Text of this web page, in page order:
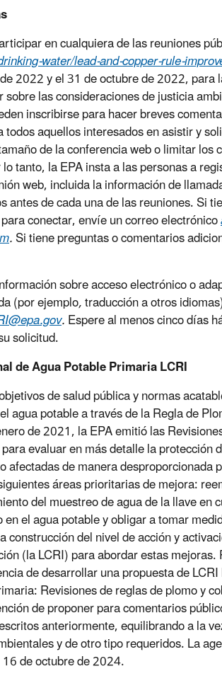
en cualquiera de las reuniones
water/lead-and-copper-rule-
2022 y el 31 de octubre de 2022,
las consideraciones de justicia
inscribirse para hacer breves
aquellos interesados en asistir y
de la conferencia web o limitar los
tanto, la EPA insta a las personas a
web, incluida la información de
de cada una de las reuniones. Si
conectar, envíe un correo electrónico
.Si tiene preguntas o comentarios
sobre acceso electrónico o
(por ejemplo,traducción a otros
.Espere al menos cinco días
solicitud.
de Agua Potable Primaria LCRI
de salud pública y normas
agua potable a través de la Regla de
de 2021, la EPA emitió las
evaluar en más detalle la protección
de manera desproporcionada
áreas prioritarias de mejora:
del muestreo de agua de la llave en
el agua potable y obligar a tomar
del nivel de acción y
(la LCRI) para abordar estas
de desarrollar una propuesta de
Revisiones de reglas de plomo y
de proponer para comentarios
anteriormente, equilibrando a la
y de otro tipo requeridos. La
de octubre de 2024.